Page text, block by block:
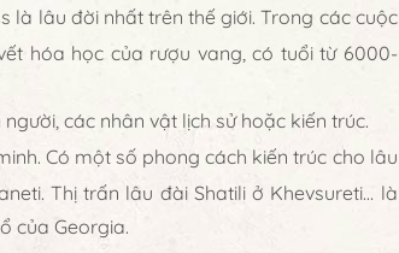
là lâu đời nhất trên thế giới. Trong các cuộc
hóa học của rượu vang, có tuổi từ 6000-
các nhân vật lịch sử hoặc kiến trúc.
Có một số phong cách kiến trúc cho lâu
Thị trấn lâu đài Shatili ở Khevsureti… là
của Georgia.